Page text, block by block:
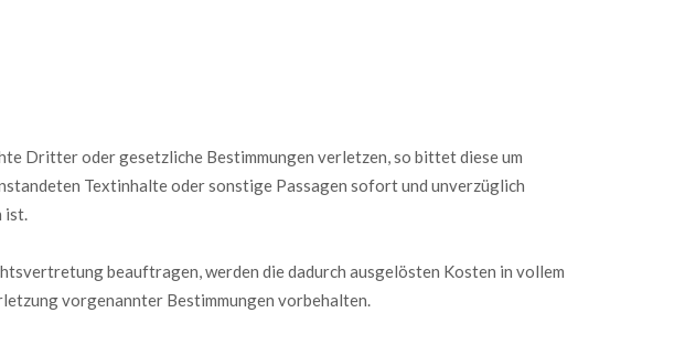
Dritter oder gesetzliche Bestimmungen verletzen, so bittet diese um
Textinhalte oder sonstige Passagen sofort und unverzüglich
ist.
beauftragen, werden die dadurch ausgelösten Kosten in vollem
vorgenannter Bestimmungen vorbehalten.